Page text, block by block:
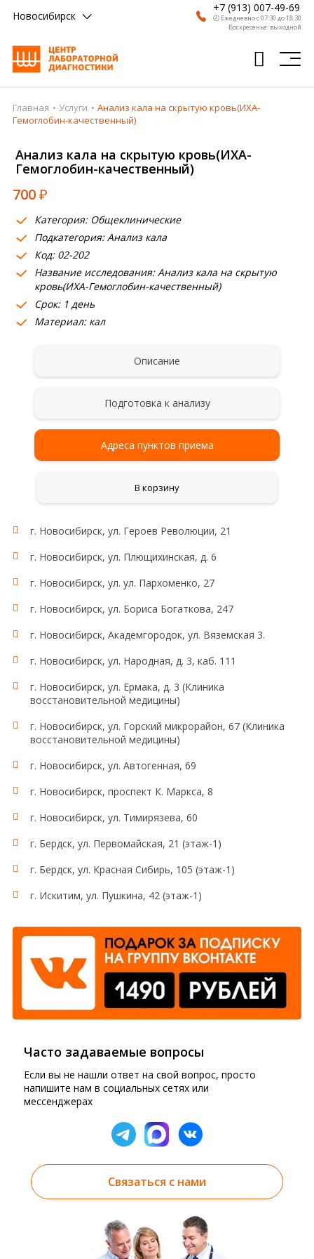
Новосибирск
+7 (913) 007-49-69
🕗 Ежедневно с 07:30 до 18:30
Воскресенье: выходной
Главная
Врачи
Получить результат
Пациентам
О компании
Где сдать
Партнерам
Главная Услуги
Анализ кала на скрытую кровь(ИХА-
Гемоглобин-качественный)
Анализ кала на скрытую кровь(ИХА-
Гемоглобин-качественный)
700₽
Категория: Общеклинические
Подкатегория: Анализ кала
Код: 02-202
Название исследования: Анализ кала на скрытую
кровь(ИХА-Гемоглобин-качественный)
Срок: 1 день
Материал: кал
Описание
Подготовка к анализу
Адреса пунктов приема
В корзину
г. Новосибирск, ул. Героев Революции, 21
г. Новосибирск, ул. Плющихинская, д. 6
г. Новосибирск, ул. ул. Пархоменко, 27
г. Новосибирск, ул. Бориса Богаткова, 247
г. Новосибирск, Академгородок, ул. Вяземская 3.
г. Новосибирск, ул. Народная, д. 3, каб. 111
г. Новосибирск, ул. Ермака, д. 3 (Клиника
восстановительной медицины)
г. Новосибирск, ул. Горский микрорайон, 67 (Клиника
восстановительной медицины)
г. Новосибирск, ул. Автогенная, 69
г. Новосибирск, проспект К. Маркса, 8
г. Новосибирск, ул. Тимирязева, 60
г. Бердск, ул. Первомайская, 21 (этаж-1)
г. Бердск, ул. Красная Сибирь, 105 (этаж-1)
г. Искитим, ул. Пушкина, 42 (этаж-1)
Часто задаваемые вопросы
Если вы не нашли ответ на свой вопрос, просто
напишите нам в социальных сетях или
мессенджерах
Связаться с нами